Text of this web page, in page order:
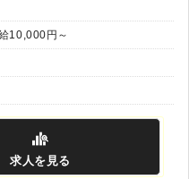
10,000円～
求人 を見る